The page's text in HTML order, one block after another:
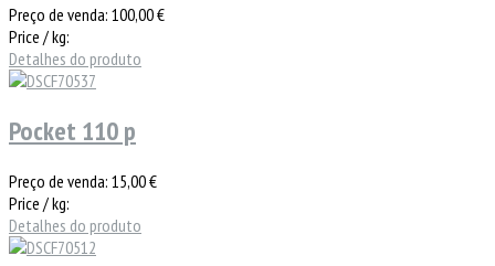
Preço de venda: 100,00 €
Price / kg:
Detalhes do produto
Pocket 110 p
Preço de venda: 15,00 €
Price / kg:
Detalhes do produto